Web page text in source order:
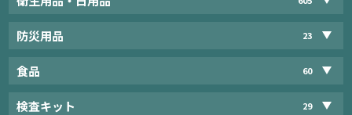
防災用品 23
食品 60
検査キット 29